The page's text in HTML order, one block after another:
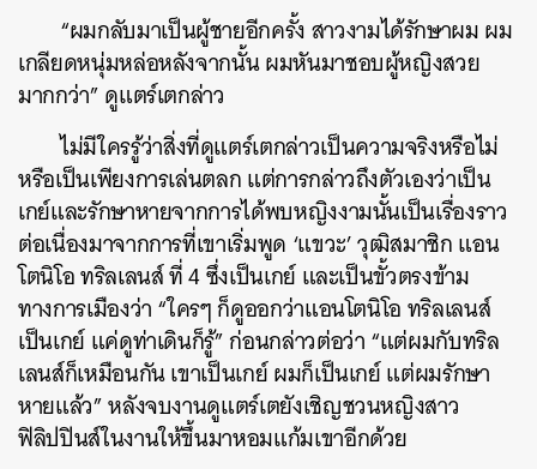
“ผมกลับมาเป็นผู้ชายอีกครั้ง สาวงามได้รักษาผม ผม
เกลียดหนุ่มหล่อหลังจากนั้น ผมหันมาชอบผู้หญิงสวย
มากกว่า” ดูแตร์เตกล่าว
ไม่มีใครรู้ว่าสิ่งที่ดูแตร์เตกล่าวเป็นความจริงหรือไม่
หรือเป็นเพียงการเล่นตลก แต่การกล่าวถึงตัวเองว่าเป็น
เกย์และรักษาหายจากการได้พบหญิงงามนั้นเป็นเรื่องราว
ต่อเนื่องมาจากการที่เขาเริ่มพูด ‘แขวะ’ วุฒิสมาชิก แอน
โตนิโอ ทริลเลนส์ ที่ 4 ซึ่งเป็นเกย์ และเป็นขั้วตรงข้าม
ทางการเมืองว่า “ใครๆ ก็ดูออกว่าแอนโตนิโอ ทริลเลนส์
เป็นเกย์ แค่ดูท่าเดินก็รู้” ก่อนกล่าวต่อว่า “แต่ผมกับทริล
เลนส์ก็เหมือนกัน เขาเป็นเกย์ ผมก็เป็นเกย์ แต่ผมรักษา
หายแล้ว” หลังจบงานดูแตร์เตยังเชิญชวนหญิงสาว
ฟิลิปปินส์ในงานให้ขึ้นมาหอมแก้มเขาอีกด้วย